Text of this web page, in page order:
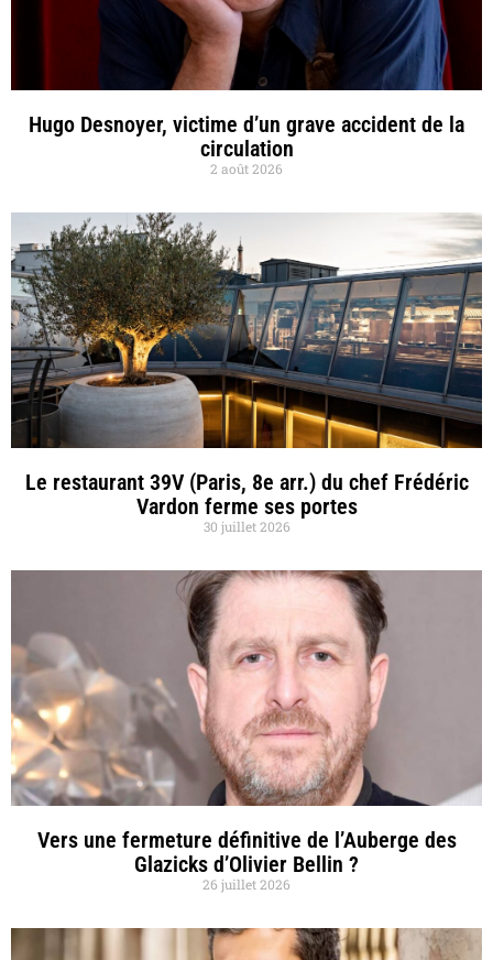
Hugo Desnoyer, victime d’un grave accident de la
circulation
2 août 2026
Le restaurant 39V (Paris, 8e arr.) du chef Frédéric
Vardon ferme ses portes
30 juillet 2026
Vers une fermeture définitive de l’Auberge des
Glazicks d’Olivier Bellin ?
26 juillet 2026